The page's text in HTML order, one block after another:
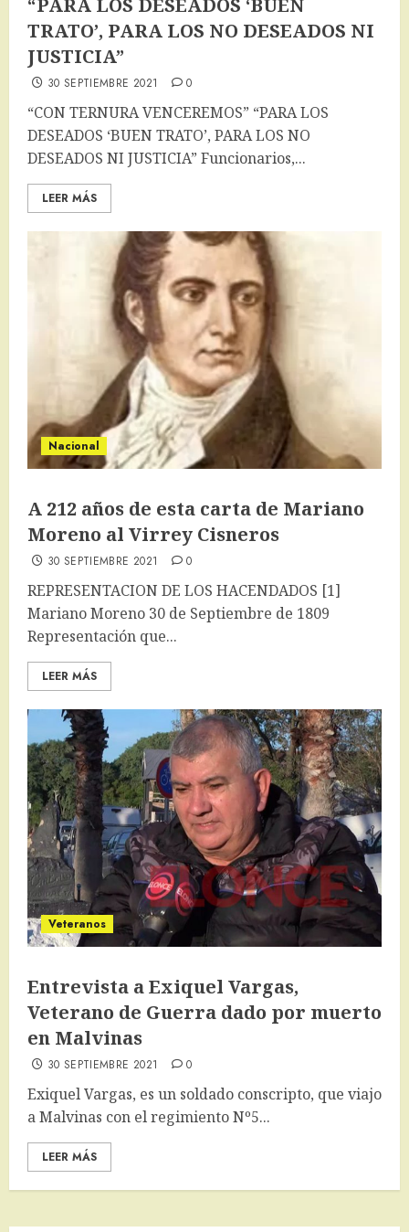
“PARA LOS DESEADOS ‘BUEN
TRATO’, PARA LOS NO DESEADOS NI
JUSTICIA”
30 SEPTIEMBRE 2021 0
“CON TERNURA VENCEREMOS” “PARA LOS
DESEADOS ‘BUEN TRATO’, PARA LOS NO
DESEADOS NI JUSTICIA” Funcionarios,...
LEER MÁS
Nacional
A 212 años de esta carta de Mariano
Moreno al Virrey Cisneros
30 SEPTIEMBRE 2021 0
REPRESENTACION DE LOS HACENDADOS [1]
Mariano Moreno 30 de Septiembre de 1809
Representación que...
LEER MÁS
Veteranos
Entrevista a Exiquel Vargas,
Veterano de Guerra dado por muerto
en Malvinas
30 SEPTIEMBRE 2021 0
Exiquel Vargas, es un soldado conscripto, que viajo
a Malvinas con el regimiento Nº5...
LEER MÁS